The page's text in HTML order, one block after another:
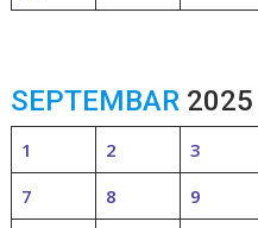
SEPTEMBAR 2025
1 2 3
7
8 9